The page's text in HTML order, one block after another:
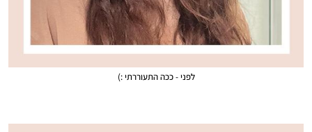
לפני - ככה התעוררתי :)